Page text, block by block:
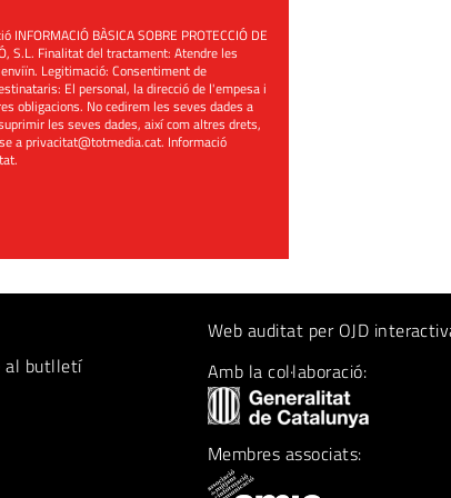
BÀSICA SOBRE PROTECCIÓ DE
S.L. Finalitat del tractament: Atendre les
Legitimació: Consentiment de
El personal, la direcció de l'empesa i
obligacions. No cedirem les seves dades a
les seves dades, així com altres drets,
aprivacitat@totmedia.cat. Informació
.
al butlletí
Web auditat per OJD
Amb la col·laboració:
Membres associats: